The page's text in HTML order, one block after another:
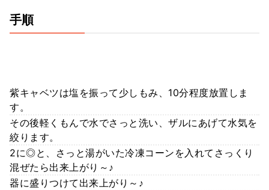
手順
紫キャベツは塩を振って少しもみ、10分程度放置しま
す。
その後軽くもんで水でさっと洗い、ザルにあげて水気を
絞ります。
2に◎と、さっと湯がいた冷凍コーンを入れてさっくり
混ぜたら出来上がり～♪
器に盛りつけて出来上がり～♪